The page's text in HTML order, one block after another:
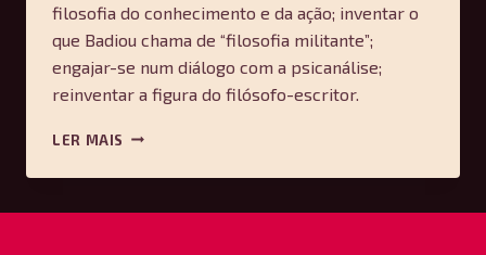
filosofia do conhecimento e da ação; inventar o
que Badiou chama de “filosofia militante”;
engajar-se num diálogo com a psicanálise;
reinventar a figura do filósofo-escritor.
LER MAIS A
DA